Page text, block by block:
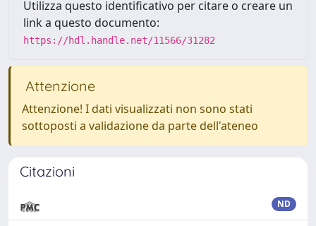
Utilizza questo identificativo per citare o creare un
link a questo documento:
https://hdl.handle.net/11566/31282
Attenzione
Attenzione! I dati visualizzati non sono stati
sottoposti a validazione da parte dell'ateneo
Citazioni
ND